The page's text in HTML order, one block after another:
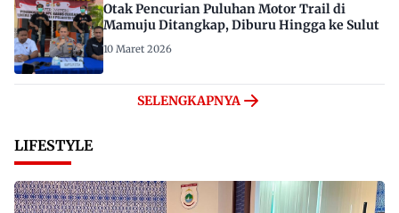
Otak Pencurian Puluhan Motor Trail di
Mamuju Ditangkap, Diburu Hingga ke Sulut
10 Maret 2026
SELENGKAPNYA
LIFESTYLE